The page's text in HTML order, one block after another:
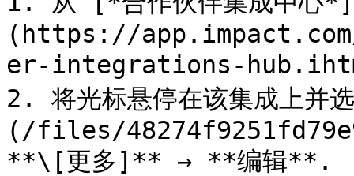
(https://
er-integrations-
2. 将光标悬停在该集成上
(/files/
**\[更多]** → **编辑**.